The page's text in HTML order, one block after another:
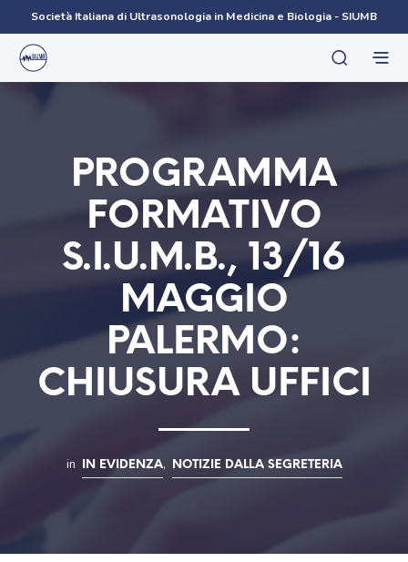
Società Italiana di Ultrasonologia in Medicina e Biologia - SIUMB
PROGRAMMA
FORMATIVO
S.I.U.M.B., 13/16
MAGGIO
PALERMO:
CHIUSURA UFFICI
in IN EVIDENZA, NOTIZIE DALLA SEGRETERIA